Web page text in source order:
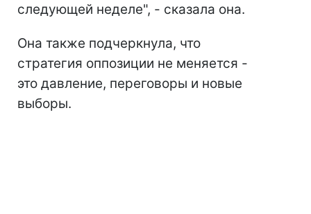
следующей неделе", - сказала она.
Она также подчеркнула, что
стратегия оппозиции не меняется -
это давление, переговоры и новые
выборы.